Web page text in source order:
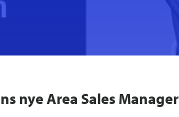
nye Area Sales Manager